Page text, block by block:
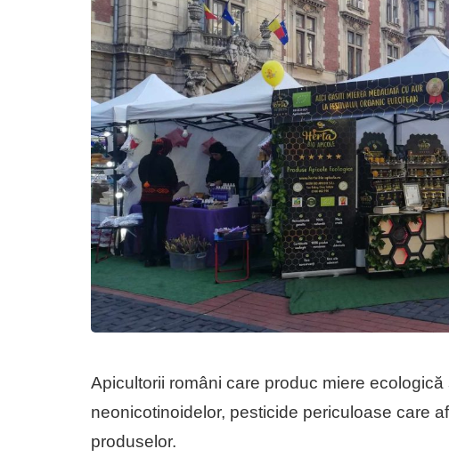
Apicultorii români care produc miere
neonicotinoidelor, pesticide periculoase care
produselor.